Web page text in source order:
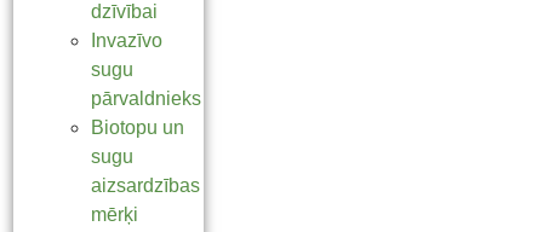
dzīvībai
Invazīvo
sugu
pārvaldnieks
Biotopu un
sugu
aizsardzības
mērķi